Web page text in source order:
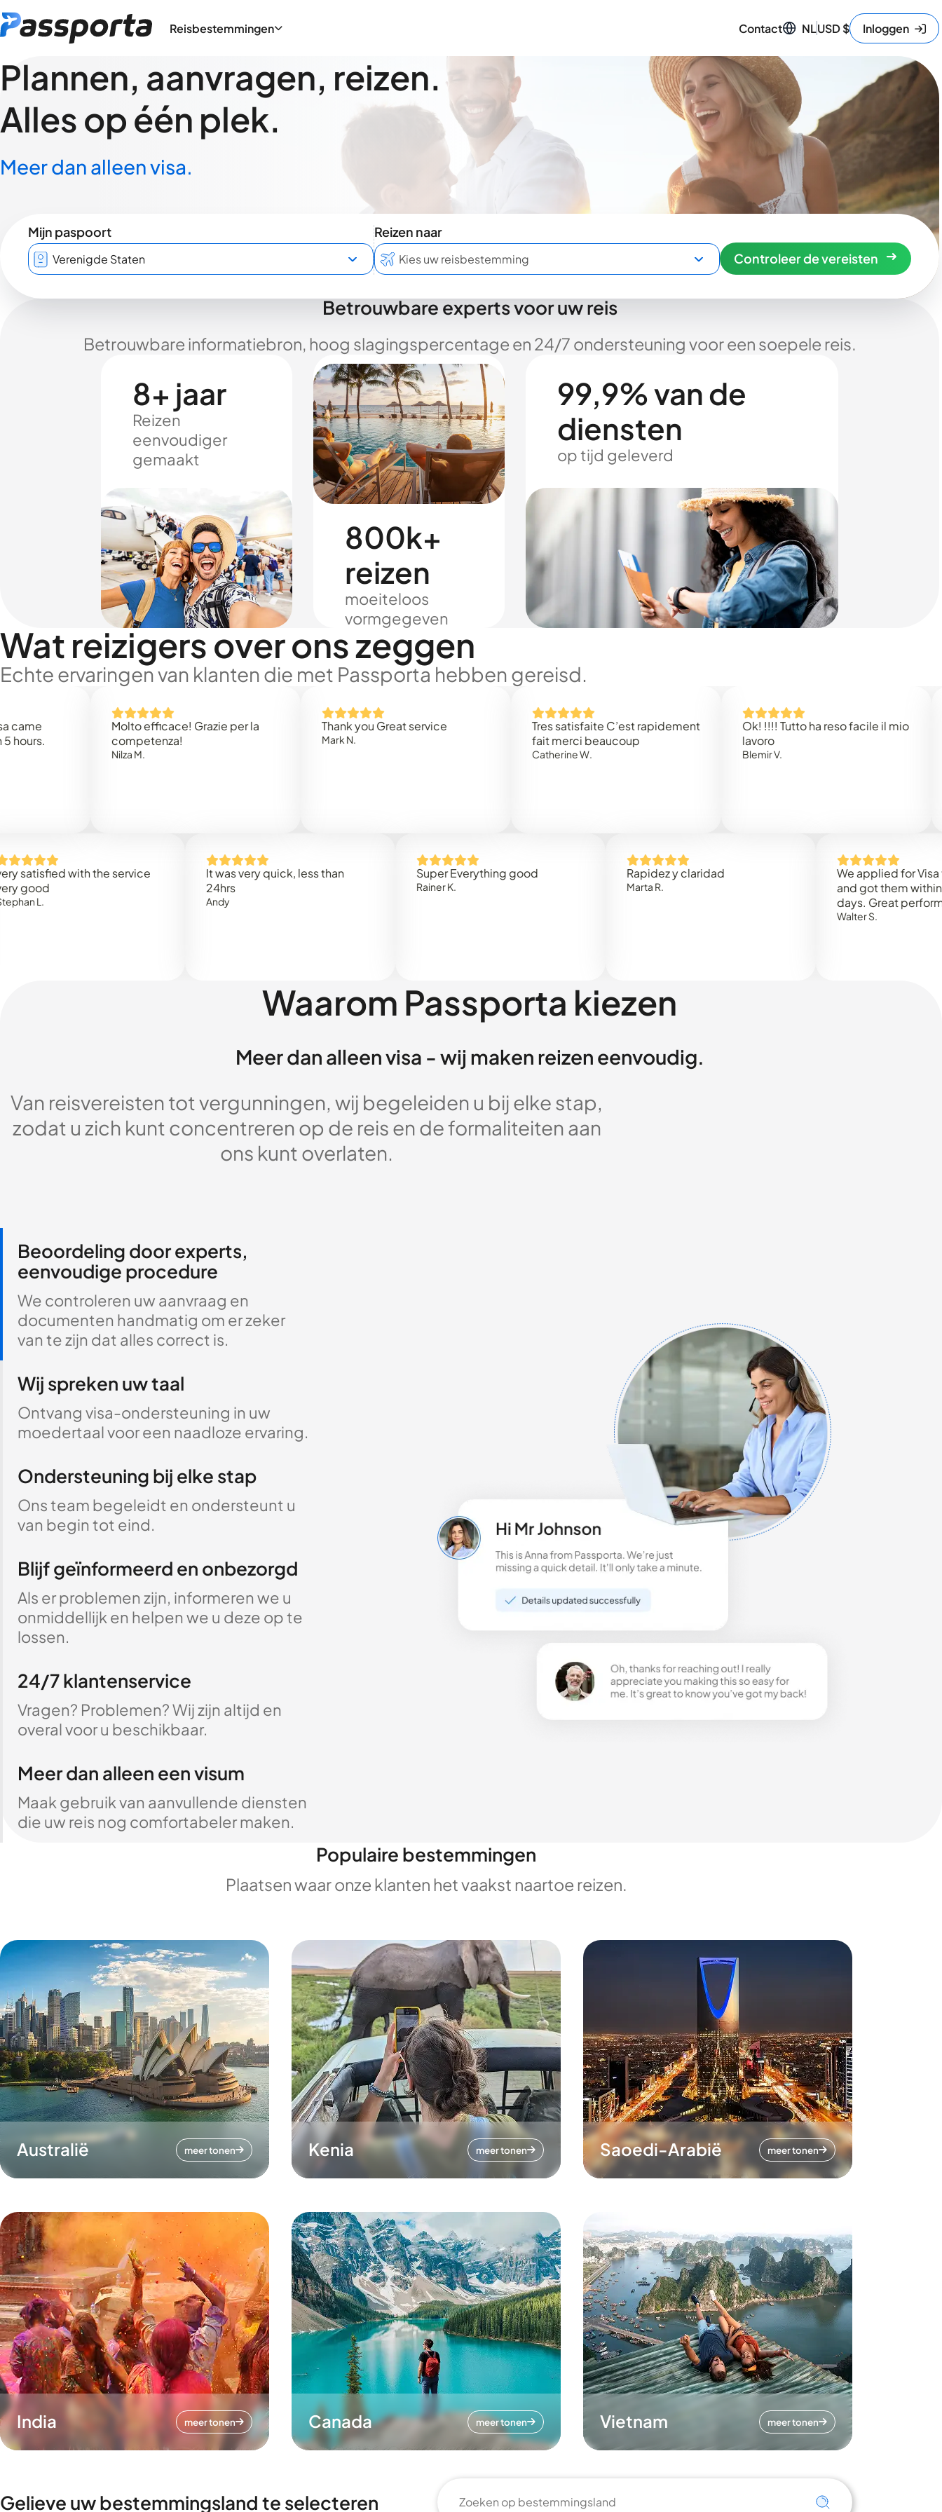
Reisbestemmingen Contact NLUSD$ Inloggen
Plannen, aanvragen, reizen.
Alles op één plek.
Meer dan alleen visa.
Mijn paspoort
Reizen naar
Controleer de vereisten
Betrouwbare experts voor uw reis
Betrouwbare informatiebron, hoog slagingspercentage en 24/7 ondersteuning voor een soepele reis.
8+ jaar
Reizen
eenvoudiger
gemaakt
800k+
reizen
moeiteloos
vormgegeven
99,9% van de
diensten
op tijd geleverd
Wat reizigers over ons zeggen
Echte ervaringen van klanten die met Passporta hebben gereisd.
Molto efficace! Grazie per la
competenza!
Thank you Great service
Tres satisfaite C’est rapidement
fait merci beaucoup
Catherine W.
Ok! !!!! Tutto ha reso facile il mio
with the service
It was very quick, less than
Super Everything good Rapidez y claridad
We applied for Visa to
and got them within 3
days. Great performance!
Walter S.
Waarom Passporta kiezen
Meer dan alleen visa - wij maken reizen eenvoudig.
Van reisvereisten tot vergunningen, wij begeleiden u bij elke stap,
zodat u zich kunt concentreren op de reis en de formaliteiten aan
ons kunt overlaten.
Beoordeling door experts,
eenvoudige procedure
We controleren uw aanvraag en
documenten handmatig om er zeker
van te zijn dat alles correct is.
Wij spreken uw taal
Ontvang visa-ondersteuning in uw
moedertaal voor een naadloze ervaring.
Ondersteuning bij elke stap
Ons team begeleidt en ondersteunt u
van begin tot eind.
Blijf geïnformeerd en onbezorgd
Als er problemen zijn, informeren we u
onmiddellijk en helpen we u deze op te
lossen.
24/7 klantenservice
Vragen? Problemen? Wij zijn altijd en
overal voor u beschikbaar.
Meer dan alleen een visum
Maak gebruik van aanvullende diensten
die uw reis nog comfortabeler maken.
Populaire bestemmingen
Plaatsen waar onze klanten het vaakst naartoe reizen.
Australië meer tonen Kenia meer tonen Saoedi-Arabië meer tonen
India meer tonen Canada meer tonen Vietnam meer tonen
Gelieve uw bestemmingsland te selecteren